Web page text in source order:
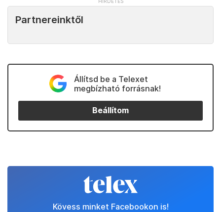
Partnereinktől
Állítsd be a Telexet
megbízható forrásnak!
Beállítom
Kövess minket Facebookon is!